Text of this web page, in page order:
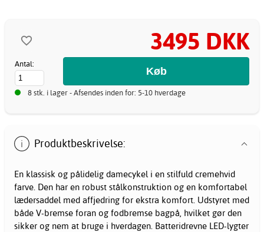
3495 DKK
Antal:
8 stk. i lager - Afsendes inden for: 5-10 hverdage
Produktbeskrivelse:
En klassisk og pålidelig damecykel i en stilfuld cremehvid
farve. Den har en robust stålkonstruktion og en komfortabel
lædersaddel med affjedring for ekstra komfort. Udstyret med
både V-bremse foran og fodbremse bagpå, hvilket gør den
sikker og nem at bruge i hverdagen. Batteridrevne LED-lygter